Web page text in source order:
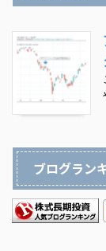
ブログラン